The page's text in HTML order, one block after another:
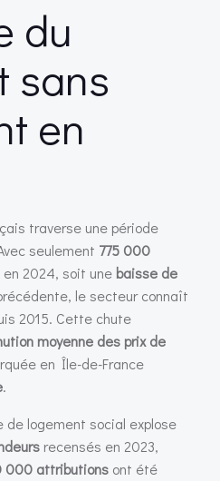
du
sans
en
traverse une période
seulement 775 000
2024, soit une baisse de
le secteur connaît
2015. Cette chute
moyenne des prix de
en Île-de-France
.
de logement social explose
recensés en 2023,
000 attributions ont été